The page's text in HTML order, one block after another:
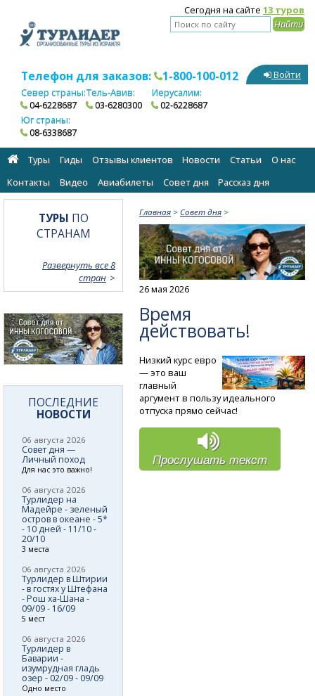
Сегодня на сайте 13 туров
Телефон для заказов: 1-800-100-012
Север страны:
04-6228687
Тель-Авив:
03-6280300
Иерусалим:
02-6228687
Юг страны:
08-6338687
Войти
Туры Гиды Отзывы клиентов Новости Статьи
О нас
Контакты
Видео Авиабилеты Cовет дня Рассказ дня
Главная > Cовет дня >
26 мая 2026
Время
действовать!
Низкий курс евро
— это ваш
главный
аргумент в пользу идеального
отпуска прямо сейчас!
Прослушать текст
ТУРЫ ПО
СТРАНАМ
Развернуть все 8
стран
ПОСЛЕДНИЕ
НОВОСТИ
06 августа 2026
Совет дня —
Личный поход
Для нас это важно!
06 августа 2026
Турлидер на
Мадейре - зеленый
остров в океане - 5*
- 10 дней - 11/10 -
20/10
3 места
06 августа 2026
Турлидер в Штирии
- в гостях у Штефана
- Рош ха-Шана -
09/09 - 16/09
5 мест
06 августа 2026
Турлидер в
Баварии -
изумрудная гладь
озер - 02/09 - 09/09
Одно место